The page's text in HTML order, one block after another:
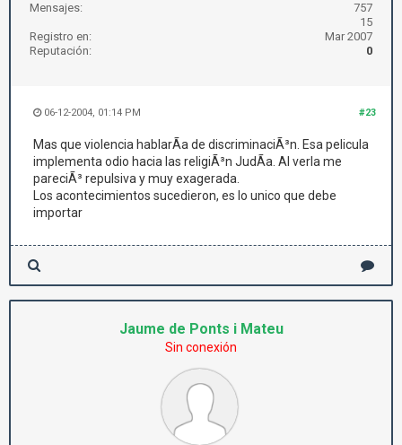
Mensajes:
757
15
Registro en:
Mar 2007
Reputación:
0
#23
06-12-2004, 01:14 PM
Mas que violencia hablarÃ­a de discriminaciÃ³n. Esa pelicula
implementa odio hacia las religiÃ³n JudÃ­a. Al verla me
pareciÃ³ repulsiva y muy exagerada.
Los acontecimientos sucedieron, es lo unico que debe
importar
Jaume de Ponts i Mateu
Sin conexión